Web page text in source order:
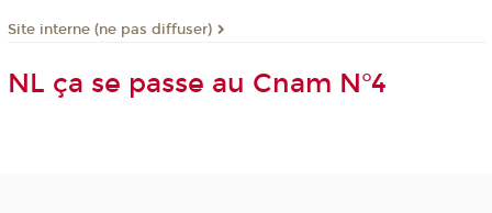
Site interne (ne pas diffuser)
NL ça se passe au Cnam N°4